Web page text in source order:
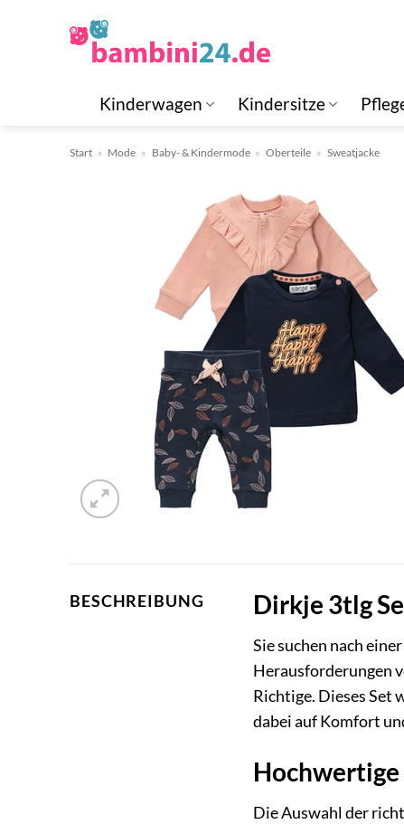
Kinderwagen Kindersitze
Start » Mode » Baby- & Kindermode » Oberteile » Sweatjacke
BESCHREIBUNG Dirkje 3tlg
Sie suchen nach
Herausforderungen
Richtige. Dieses Set
dabei auf Komfort
Die Auswahl der